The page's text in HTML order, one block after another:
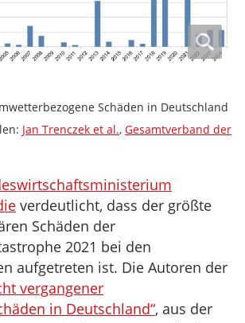
Schäden in Deutschland
Jan Trenczek et al., Gesamtverband der
verdeutlicht, dass der größte
Schäden der
2021 bei den
aufgetreten ist. Die Autoren der
vergangener
in Deutschland“, aus der